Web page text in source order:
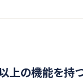
上の機能を持